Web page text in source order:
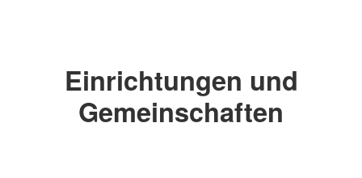
Einrichtungen und
Gemeinschaften